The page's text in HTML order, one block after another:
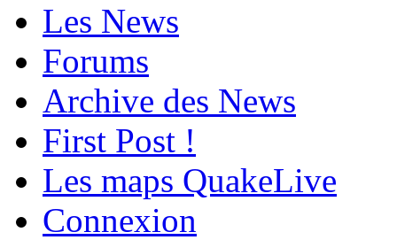
Les News
Forums
Archive des News
First Post !
Les maps QuakeLive
Connexion